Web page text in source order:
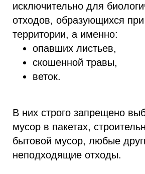
исключительно для
отходов, образующихся
территории, а именно:
опавших листьев,
скошенной травы,
веток.
В них строго запрещено
мусор в пакетах,
бытовой мусор, любые
неподходящие отходы.